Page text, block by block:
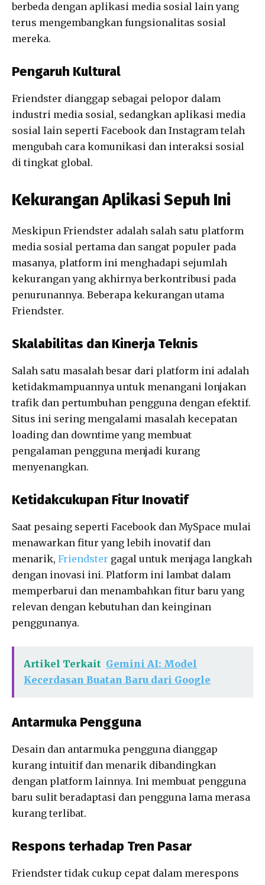
berbeda dengan aplikasi media sosial lain yang
terus mengembangkan fungsionalitas sosial
mereka.
Pengaruh Kultural
Friendster dianggap sebagai pelopor dalam
industri media sosial, sedangkan aplikasi media
sosial lain seperti Facebook dan Instagram telah
mengubah cara komunikasi dan interaksi sosial
di tingkat global.
Kekurangan Aplikasi Sepuh Ini
Meskipun Friendster adalah salah satu platform
media sosial pertama dan sangat populer pada
masanya, platform ini menghadapi sejumlah
kekurangan yang akhirnya berkontribusi pada
penurunannya. Beberapa kekurangan utama
Friendster.
Skalabilitas dan Kinerja Teknis
Salah satu masalah besar dari platform ini adalah
ketidakmampuannya untuk menangani lonjakan
trafik dan pertumbuhan pengguna dengan efektif.
Situs ini sering mengalami masalah kecepatan
loading dan downtime yang membuat
pengalaman pengguna menjadi kurang
menyenangkan.
Ketidakcukupan Fitur Inovatif
Saat pesaing seperti Facebook dan MySpace mulai
menawarkan fitur yang lebih inovatif dan
menarik, Friendster gagal untuk menjaga langkah
dengan inovasi ini. Platform ini lambat dalam
memperbarui dan menambahkan fitur baru yang
relevan dengan kebutuhan dan keinginan
penggunanya.
Artikel Terkait Gemini AI: Model
Kecerdasan Buatan Baru dari Google
Antarmuka Pengguna
Desain dan antarmuka pengguna dianggap
kurang intuitif dan menarik dibandingkan
dengan platform lainnya. Ini membuat pengguna
baru sulit beradaptasi dan pengguna lama merasa
kurang terlibat.
Respons terhadap Tren Pasar
Friendster tidak cukup cepat dalam merespons